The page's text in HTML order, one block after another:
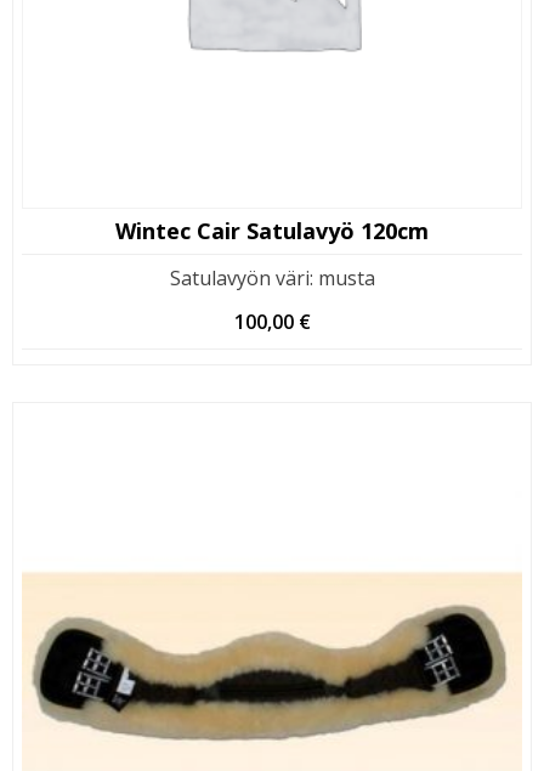
Wintec Cair Satulavyö 120cm
Satulavyön väri: musta
100,00 €